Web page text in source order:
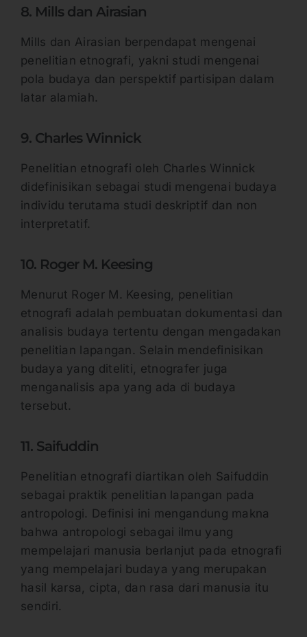
8. Mills dan Airasian
Mills dan Airasian berpendapat mengenai
penelitian etnografi, yakni studi mengenai
pola budaya dan perspektif partisipan dalam
latar alamiah.
9. Charles Winnick
Penelitian etnografi oleh Charles Winnick
didefinisikan sebagai studi mengenai budaya
individu terutama studi deskriptif dan non
interpretatif.
10. Roger M. Keesing
Menurut Roger M. Keesing, penelitian
etnografi adalah pembuatan dokumentasi dan
analisis budaya tertentu dengan mengadakan
penelitian lapangan. Selain mendefinisikan
budaya yang diteliti, etnografer juga
menganalisis apa yang ada di budaya
tersebut.
11. Saifuddin
Penelitian etnografi diartikan oleh Saifuddin
sebagai praktik penelitian lapangan pada
antropologi. Definisi ini mengandung makna
bahwa antropologi sebagai ilmu yang
mempelajari manusia berlanjut pada etnografi
yang mempelajari budaya yang merupakan
hasil karsa, cipta, dan rasa dari manusia itu
sendiri.